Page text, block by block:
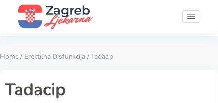
Home / Erektilna Disfunkcija / Tadacip
Tadacip